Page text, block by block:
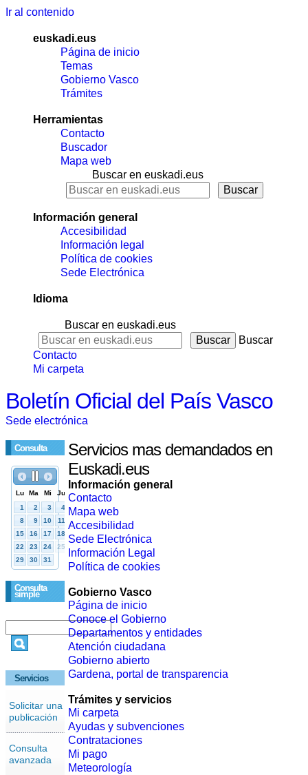
Ir al contenido
euskadi.eus
Página de inicio
Temas
Gobierno Vasco
Trámites
Herramientas
Contacto
Buscador
Mapa web
Buscar en euskadi.eus
Información general
Accesibilidad
Información legal
Política de cookies
Sede Electrónica
Idioma
Buscar en euskadi.eus
Buscar
Contacto
Mi carpeta
Boletín Oficial del País Vasco
Sede electrónica
Consulta
Consulta
simple
Servicios
Solicitar una
publicación
Consulta
avanzada
Servicios mas demandados en
Euskadi.eus
Información general
Contacto
Mapa web
Accesibilidad
Sede Electrónica
Información Legal
Política de cookies
Gobierno Vasco
Página de inicio
Conoce el Gobierno
Departamentos y entidades
Atención ciudadana
Gobierno abierto
Gardena, portal de transparencia
Trámites y servicios
Mi carpeta
Ayudas y subvenciones
Contrataciones
Mi pago
Meteorología